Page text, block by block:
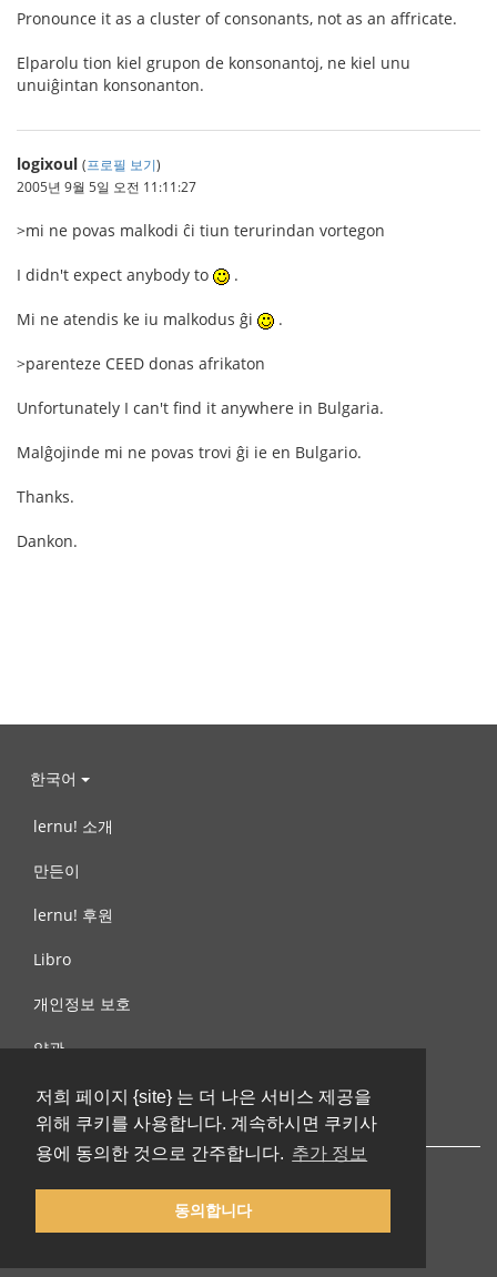
저희 페이지 {site} 는 더 나은 서비스 제공을
위해 쿠키를 사용합니다. 계속하시면 쿠키사
용에 동의한 것으로 간주합니다. 추가 정보
동의합니다
Pronounce it as a cluster of consonants, not as an affricate.
Elparolu tion kiel grupon de konsonantoj, ne kiel unu
unuiĝintan konsonanton.
logixoul (프로필 보기)
2005년 9월 5일 오전 11:11:27
>mi ne povas malkodi ĉi tiun terurindan vortegon
I didn't expect anybody to .
Mi ne atendis ke iu malkodus ĝi .
>parenteze CEED donas afrikaton
Unfortunately I can't find it anywhere in Bulgaria.
Malĝojinde mi ne povas trovi ĝi ie en Bulgario.
Thanks.
Dankon.
한국어
lernu! 소개
만든이
lernu! 후원
Libro
개인정보 보호
약관
제안, 문의
© 2002-2026 lernu.net |Impressum